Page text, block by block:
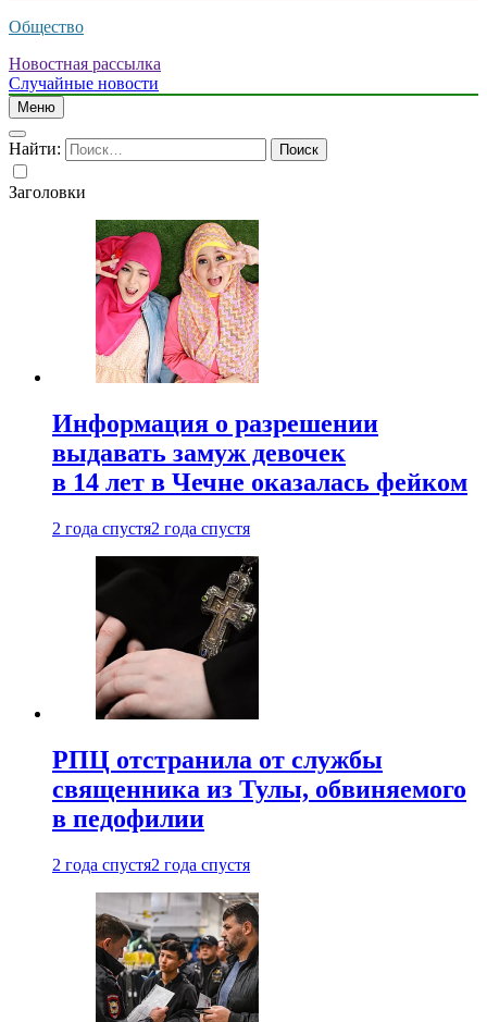
Общество
Новостная рассылка
Случайные новости
Меню
Найти:
Заголовки
Информация о разрешении
выдавать замуж девочек
в 14 лет в Чечне оказалась фейком
2 года спустя2 года спустя
РПЦ отстранила от службы
священника из Тулы, обвиняемого
в педофилии
2 года спустя2 года спустя